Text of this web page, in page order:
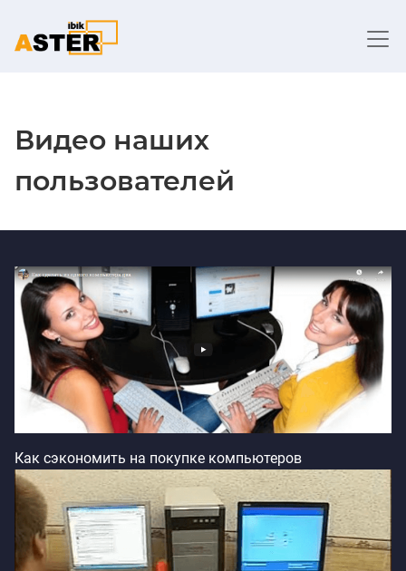
Видео наших
пользователей
Как cэкономить на покупке компьютеров